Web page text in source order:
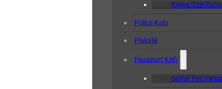
Kişiye Özel
Poliçe Kabı
Plakalık
Pasaport Kılıfı
Şeffaf Pvc